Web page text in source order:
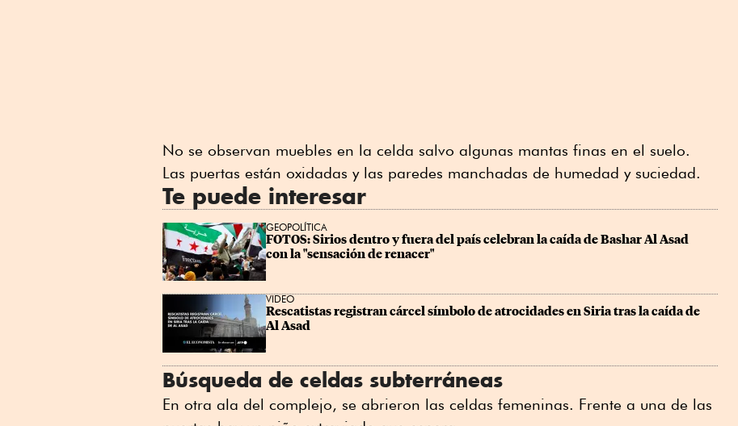
No se observan muebles en la celda salvo algunas mantas finas en el suelo.
Las puertas están oxidadas y las paredes manchadas de humedad y suciedad.
Te puede interesar
GEOPOLÍTICA
FOTOS: Sirios dentro y fuera del país celebran la caída de Bashar Al Asad
con la "sensación de renacer"
VIDEO
Rescatistas registran cárcel símbolo de atrocidades en Siria tras la caída de
Al Asad
Búsqueda de celdas subterráneas
En otra ala del complejo, se abrieron las celdas femeninas. Frente a una de las